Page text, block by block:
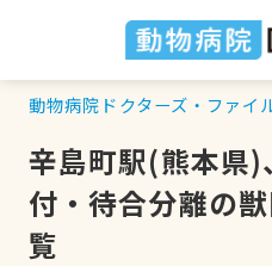
動物病院ドクターズ・ファイ
辛島町駅(熊本県)
付・待合分離の
覧